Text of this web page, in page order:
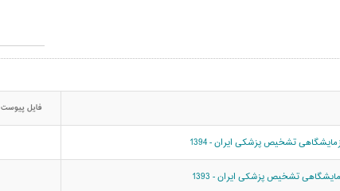
فایل پیوست
تشخیص پزشکی ایران - 1394
تشخیص پزشکی ایران - 1393